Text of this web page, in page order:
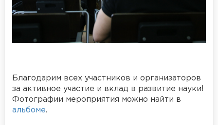
Благодарим всех участников и организаторов
за активное участие и вклад в развитие науки!
Фотографии мероприятия можно найти в
альбоме.